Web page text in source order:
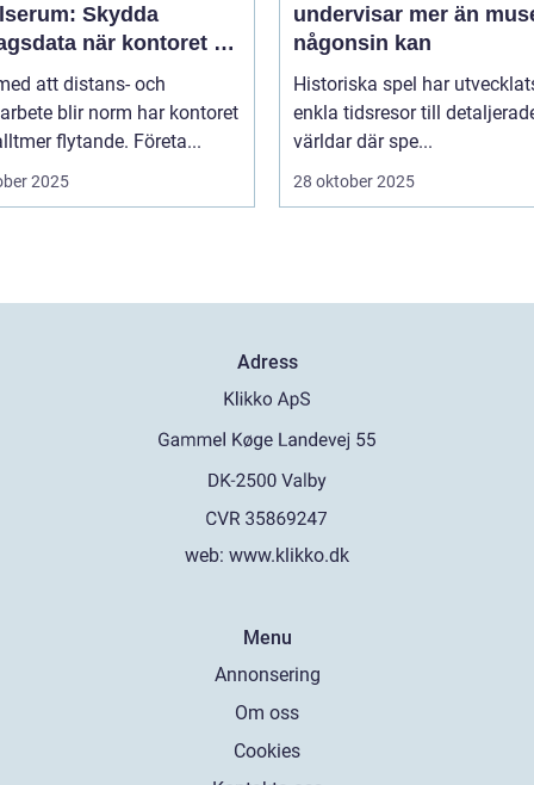
Skydda
när kontoret är
att distans- och
blir norm har kontoret
flytande. Företa...
2025
undervisar mer än
någonsin kan
Historiska spel har
enkla tidsresor till
världar där spe...
28 oktober 2025
Adress
web: www.klikko.dk
Menu
Annonsering
Om oss
Cookies